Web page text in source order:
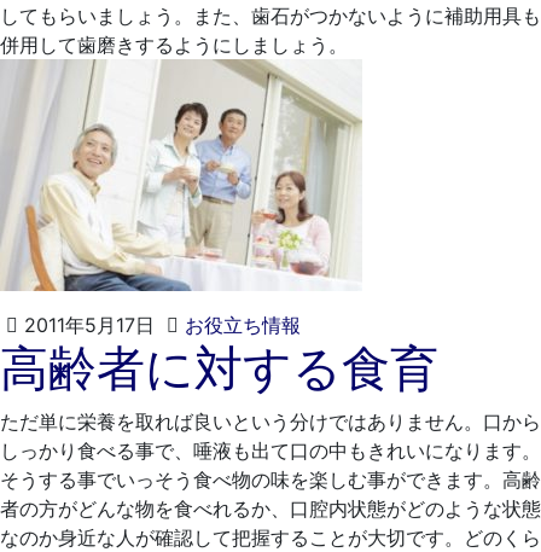
してもらいましょう。また、歯石がつかないように補助用具も
併用して歯磨きするようにしましょう。
2011年5月17日 お役立ち情報
年
4
月
20
日
れ
も
と
歯
科
医
院
高齢者に対する食育
ただ単に栄養を取れば良いという分けではありません。口から
しっかり食べる事で、唾液も出て口の中もきれいになります。
そうする事でいっそう食べ物の味を楽しむ事ができます。高齢
者の方がどんな物を食べれるか、口腔内状態がどのような状態
なのか身近な人が確認して把握することが大切です。どのくら